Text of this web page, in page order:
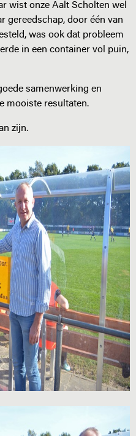
wist onze Aalt Scholten wel
gereedschap, door één van
was ook dat probleem
in een container vol puin,
samenwerking en
mooiste resultaten.
zijn.